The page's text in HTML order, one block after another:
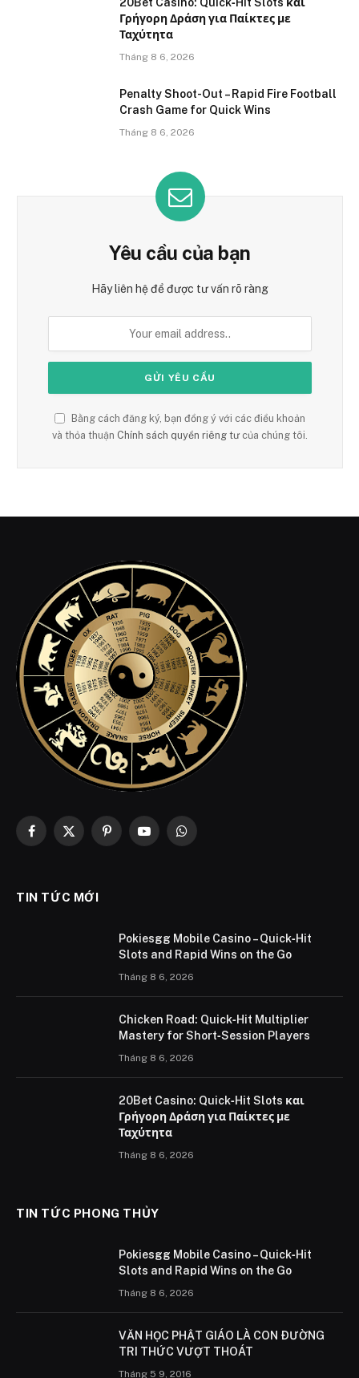
Γρήγορη Δράση για Παίκτες με
Ταχύτητα
Tháng 8 6, 2026
Penalty Shoot-Out – Rapid Fire Football
Crash Game for Quick Wins
Tháng 8 6, 2026
Yêu cầu của bạn
Hãy liên hệ để được tư vấn rõ ràng
Bằng cách đăng ký, bạn đồng ý với các điều khoản
và thỏa thuận Chính sách quyền riêng tư của chúng tôi.
Facebook
X
PinterestYouTubeWhatsApp
TIN TỨC MỚI
Pokiesgg Mobile Casino – Quick‑Hit
Slots and Rapid Wins on the Go
Tháng 8 6, 2026
Chicken Road: Quick‑Hit Multiplier
Mastery for Short‑Session Players
Tháng 8 6, 2026
20Bet Casino: Quick‑Hit Slots και
Γρήγορη Δράση για Παίκτες με
Ταχύτητα
Tháng 8 6, 2026
TIN TỨC PHONG THỦY
Pokiesgg Mobile Casino – Quick‑Hit
Slots and Rapid Wins on the Go
Tháng 8 6, 2026
VĂN HỌC PHẬT GIÁO LÀ CON ÐƯỜNG
TRI THỨC VƯỢT THOÁT
Tháng 5 9, 2016